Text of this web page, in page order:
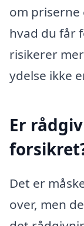
om priserne
hvad du får
risikerer
ydelse ikke
Er
Det er
over, men